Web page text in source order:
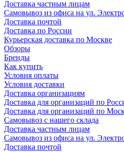
Доставка частным лицам
Самовывоз из офиса на ул.
Доставка почтой
Доставка по России
Курьерская доставка по Москве
Обзоры
Бренды
Как купить
Условия оплаты
Условия доставки
Доставка организациям
Доставка для организаций по
Доставка для организаций по
Самовывоз с нашего склада
Доставка частным лицам
Самовывоз из офиса на ул.
Доставка почтой